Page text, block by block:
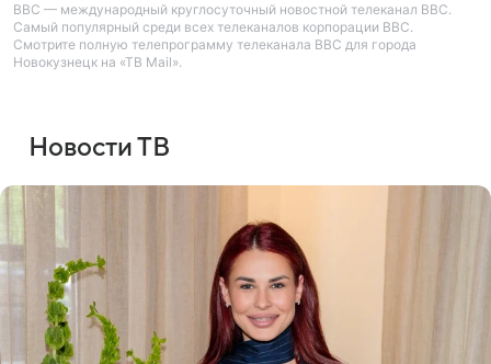
BBC — международный круглосуточный новостной телеканал BBC.
Самый популярный среди всех телеканалов корпорации BBC.
Смотрите полную телепрограмму телеканала BBC для города
Новокузнецк на «ТВ Mail».
Новости ТВ